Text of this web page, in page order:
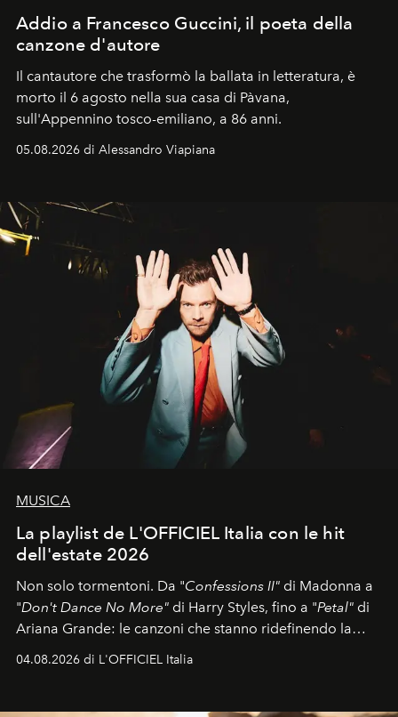
Addio a Francesco Guccini, il poeta della
canzone d'autore
Il cantautore che trasformò la ballata in letteratura, è
morto il 6 agosto nella sua casa di Pàvana,
sull'Appennino tosco-emiliano, a 86 anni.
05.08.2026 di Alessandro Viapiana
MUSICA
La playlist de L'OFFICIEL Italia con le hit
dell'estate 2026
Non solo tormentoni. Da "Confessions II" di Madonna a
"Don't Dance No More" di Harry Styles, fino a "Petal" di
Ariana Grande: le canzoni che stanno ridefinendo la
04.08.2026 di L'OFFICIEL Italia